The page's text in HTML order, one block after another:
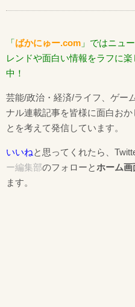
「ばかにゅー.com 」ではニュ
レンドや面白い情報をラフに
中！
芸能/政治・経済/ライフ、ゲー
ナル連載記事を皆様に面白お
とを考えて発信しています。
いいねと思ってくれたら、
ー編集部のフォローとホーム画
ます。